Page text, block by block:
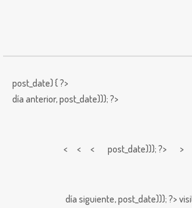
post_date) { ?>
día anterior,post_date))); ?>
< < < post_date))); ?>
día siguiente,post_date))); ?>